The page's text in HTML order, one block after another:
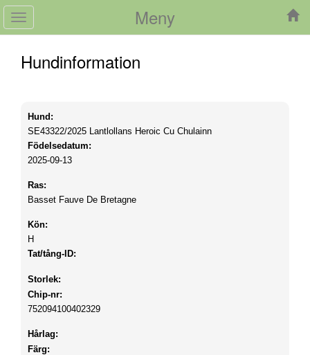
Meny
Toggle
navigation
Hundinformation
Hund:
SE43322/2025 Lantlollans Heroic Cu Chulainn
Födelsedatum:
2025-09-13
Ras:
Basset Fauve De Bretagne
Kön:
H
Tat/tång-ID:
Storlek:
Chip-nr:
752094100402329
Hårlag:
Färg: